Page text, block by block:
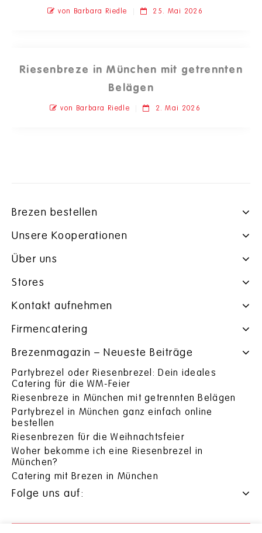
von Barbara Riedle 25. Mai 2026
Riesenbreze in München mit getrennten
Belägen
von Barbara Riedle 2. Mai 2026
Brezen bestellen
Unsere Kooperationen
Über uns
Stores
Kontakt aufnehmen
Firmencatering
Brezenmagazin – Neueste Beiträge
Partybrezel oder Riesenbrezel: Dein ideales
Catering für die WM-Feier
Riesenbreze in München mit getrennten Belägen
Partybrezel in München ganz einfach online
bestellen
Riesenbrezen für die Weihnachtsfeier
Woher bekomme ich eine Riesenbrezel in
München?
Catering mit Brezen in München
Folge uns auf: